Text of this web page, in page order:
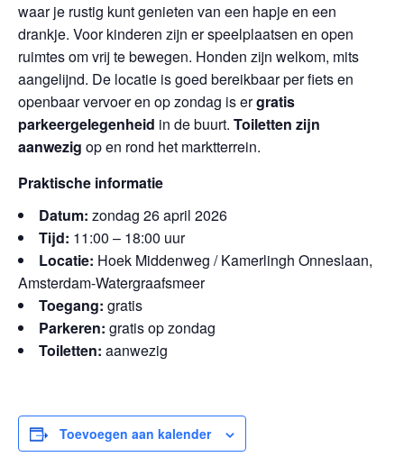
waar je rustig kunt genieten van een hapje en een
drankje. Voor kinderen zijn er speelplaatsen en open
ruimtes om vrij te bewegen. Honden zijn welkom, mits
aangelijnd. De locatie is goed bereikbaar per fiets en
openbaar vervoer en op zondag is ergratis
parkeergelegenheid in de buurt. Toiletten zijn
aanwezig op en rond het marktterrein.
Praktische informatie
Datum: zondag 26 april 2026
Tijd: 11:00 – 18:00 uur
Locatie: Hoek Middenweg / Kamerlingh Onneslaan,
Amsterdam-Watergraafsmeer
Toegang: gratis
Parkeren: gratis op zondag
Toiletten: aanwezig
Toevoegen aan kalender